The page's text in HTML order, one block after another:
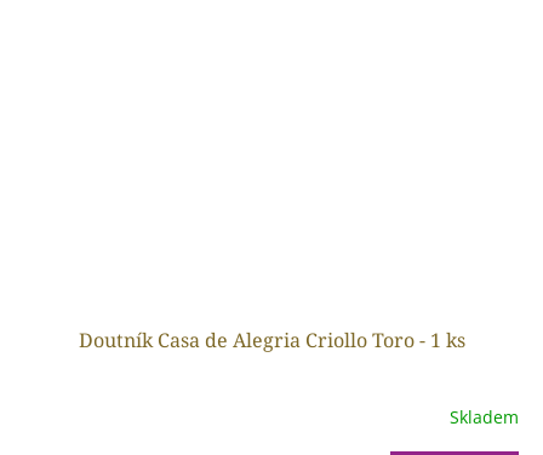
Doutník Casa de Alegria Criollo Toro - 1 ks
Skladem